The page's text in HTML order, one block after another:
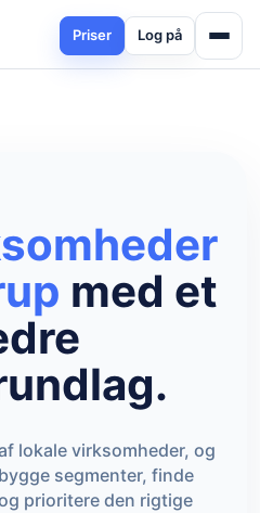
Priser Log på
med et
lokale virksomheder, og
segmenter, finde
prioritere den rigtige